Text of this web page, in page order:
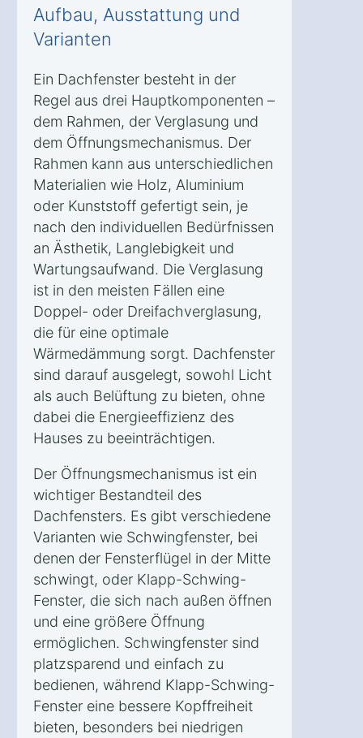
Aufbau, Ausstattung und
Varianten
Ein Dachfenster besteht in der
Regel aus drei Hauptkomponenten –
dem Rahmen, der Verglasung und
dem Öffnungsmechanismus. Der
Rahmen kann aus unterschiedlichen
Materialien wie Holz, Aluminium
oder Kunststoff gefertigt sein, je
nach den individuellen Bedürfnissen
an Ästhetik, Langlebigkeit und
Wartungsaufwand. Die Verglasung
ist in den meisten Fällen eine
Doppel- oder Dreifachverglasung,
die für eine optimale
Wärmedämmung sorgt. Dachfenster
sind darauf ausgelegt, sowohl Licht
als auch Belüftung zu bieten, ohne
dabei die Energieeffizienz des
Hauses zu beeinträchtigen.
Der Öffnungsmechanismus ist ein
wichtiger Bestandteil des
Dachfensters. Es gibt verschiedene
Varianten wie Schwingfenster, bei
denen der Fensterflügel in der Mitte
schwingt, oder Klapp-Schwing-
Fenster, die sich nach außen öffnen
und eine größere Öffnung
ermöglichen. Schwingfenster sind
platzsparend und einfach zu
bedienen, während Klapp-Schwing-
Fenster eine bessere Kopffreiheit
bieten, besonders bei niedrigen